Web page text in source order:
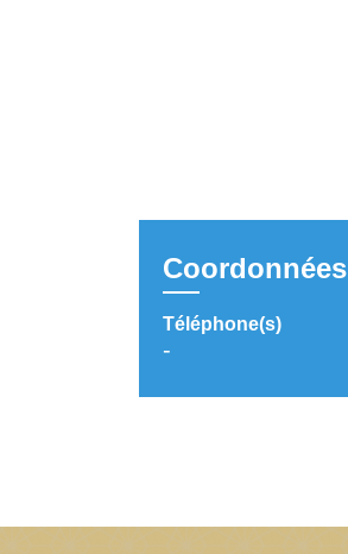
Coordonnées
Téléphone(s)
-